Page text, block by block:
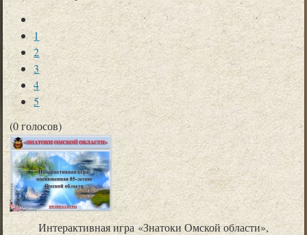
1
2
3
4
5
(0 голосов)
Интерактивная игра «Знатоки Омской области»,